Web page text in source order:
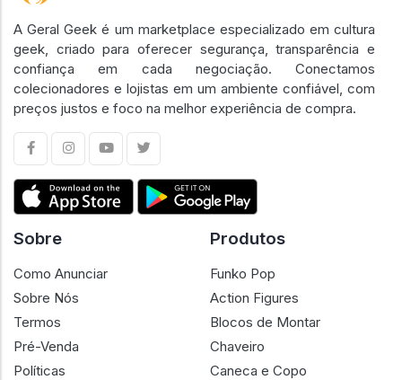
A Geral Geek é um marketplace especializado em cultura
geek, criado para oferecer segurança, transparência e
confiança em cada negociação. Conectamos
colecionadores e lojistas em um ambiente confiável, com
preços justos e foco na melhor experiência de compra.
Sobre
Como Anunciar
Sobre Nós
Termos
Pré-Venda
Políticas
Produtos
Funko Pop
Action Figures
Blocos de Montar
Chaveiro
Caneca e Copo